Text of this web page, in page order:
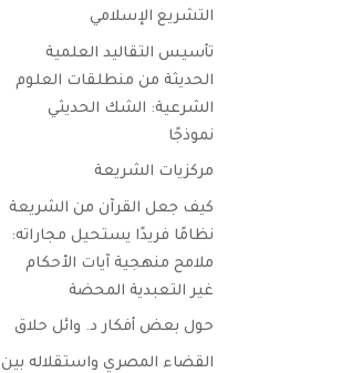
التشريع الإسلامي
تأسيس التقاليد العلمية
الحديثة من منطلقات العلوم
الشرعية: الشك الحديثي
نموذجًا
مركزيات الشريعة
كيف جعل القرآن من الشريعة
نظامًا فريدًا يستحيل مجاراته:
ملامح منهجية آيات الأحكام
غير التعبدية المحضة
حول بعض أفكار د. وائل حلاق
القضاء المصري واستقلاله بين